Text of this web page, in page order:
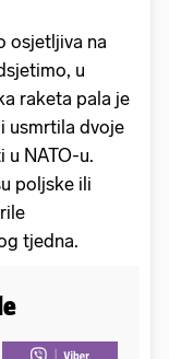
osjetljiva na
u
raketa pala je
usmrtila dvoje
u NATO-u.
poljske ili
tjedna.